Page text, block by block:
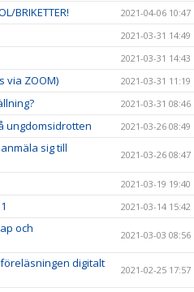
BRIKETTER! 2021-04-06 10:47
2021-03-31 14:49
2021-03-31 14:43
via ZOOM) 2021-03-31 11:19
2021-03-31 08:46
ungdomsidrotten 2021-03-26 08:49
sig till
2021-03-26 08:47
2021-03-19 19:40
2021-03-14 15:42
och
2021-03-03 08:56
digitalt
2021-02-25 17:57